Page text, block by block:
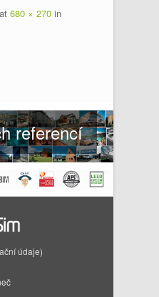
at 680 × 270 in
referencí
údaje)